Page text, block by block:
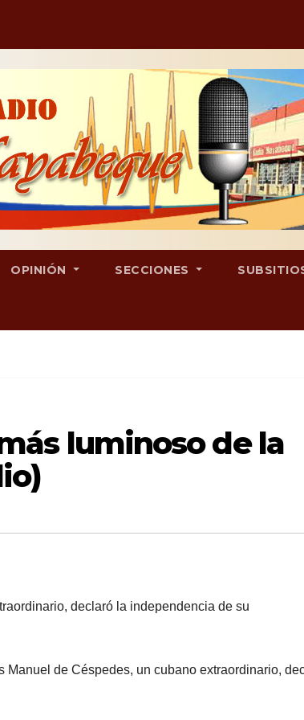
OPINIÓN SECCIONES
luminoso de la
de Céspedes, un cubano extraordinario,